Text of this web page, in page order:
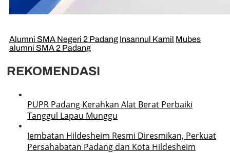
Alumni SMA Negeri 2 Padang Insannul Kamil Mubes
alumni SMA 2 Padang
REKOMENDASI
PUPR Padang Kerahkan Alat Berat Perbaiki
Tanggul Lapau Munggu
Jembatan Hildesheim Resmi Diresmikan, Perkuat
Persahabatan Padang dan Kota Hildesheim